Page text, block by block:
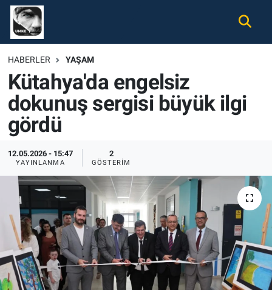
HABERLER YAŞAM
Kütahya'da engelsiz
dokunuş sergisi büyük ilgi
gördü
12.05.2026 - 15:47
YAYINLANMA
2
GÖSTERIM
Gündem
Ekonomi
Spor
Tüm Haberler
İletişim
Künye
Nöbetçi Eczaneler
Hava Durumu
Namaz Vakitleri
Süper Lig Puan Durumu ve Fikstür
Tüm Manşetler
Son Dakika Haberleri
Haber Arşivi